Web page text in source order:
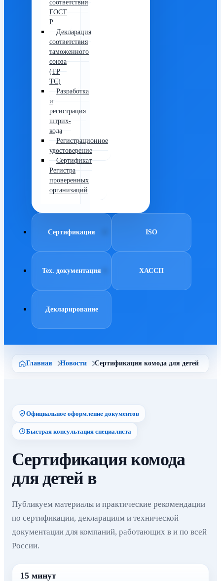
соответствия
ГОСТ
Р
Декларация
соответствия
таможенного
союза
(ТР
ТС)
Разработка
и
регистрация
штрих-
кода
Регистрационное
удостоверение
Сертификат
Регистра
проверенных
организаций
Сертификация ISO
Тех. документация ХАССП
Декларирование
Главная Новости Сертификация комода для детей
Официальное оформление документов
Быстрая консультация специалиста
Сертификация комода
для детей в
Публикуем материалы и практические рекомендации
по сертификации, декларациям и технической
документации для компаний, работающих в и по всей
России.
15 минут